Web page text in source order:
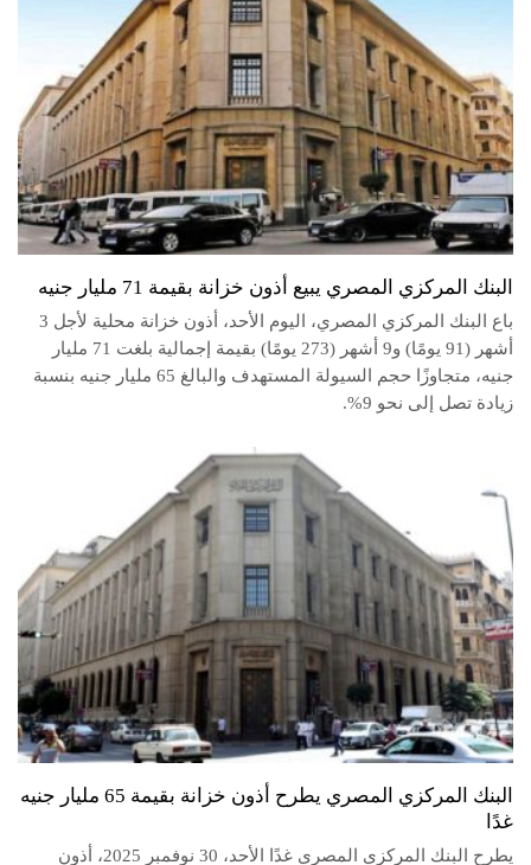
البنك المركزي المصري يبيع أذون خزانة بقيمة 71 مليار جنيه
باع البنك المركزي المصري، اليوم الأحد، أذون خزانة محلية لأجل 3
أشهر (91 يومًا) و9 أشهر (273 يومًا) بقيمة إجمالية بلغت 71 مليار
جنيه، متجاوزًا حجم السيولة المستهدف والبالغ 65 مليار جنيه بنسبة
زيادة تصل إلى نحو 9%.
البنك المركزي المصري يطرح أذون خزانة بقيمة 65 مليار جنيه
غدًا
يطرح البنك المركزي المصري غدًا الأحد، 30 نوفمبر 2025، أذون